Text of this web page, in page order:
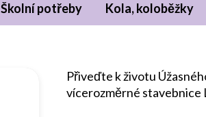
Školní potřeby Kola, koloběžky
Přiveďte k životu
vícerozměrné stavebnice